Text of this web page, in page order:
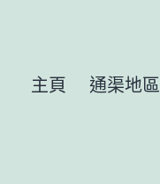
主頁 通渠地區